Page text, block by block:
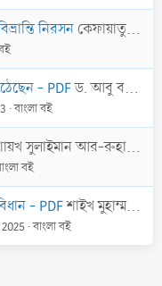
নিরসন কেফায়াতুল্লাহ সানাবিলী (হাফি:)
- PDFড. আবু বকর মুহাম্মাদ যাকারিয়া
বাংলা বই
সুলাইমান আর-রুহাইলি
বই
- PDFশাইখ মুহাম্মদ বিন সলেহ আল উসাইমিন (রাহি.)
বাংলা বই